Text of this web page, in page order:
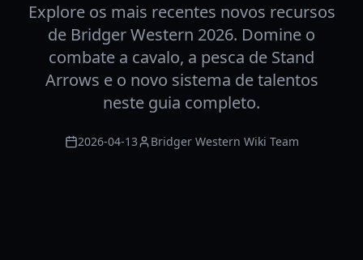
Explore os mais recentes novos recursos
de Bridger Western 2026. Domine o
combate a cavalo, a pesca de Stand
Arrows e o novo sistema de talentos
neste guia completo.
2026-04-13 Bridger Western Wiki Team